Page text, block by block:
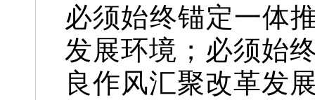
必须始终锚定一体
发展环境；必须始
良作风汇聚改革发